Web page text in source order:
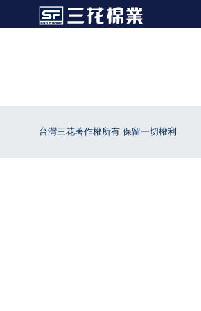
台灣三花著作權所有 保留一切權利